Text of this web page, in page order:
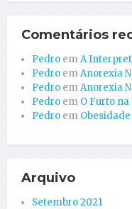
Comentários
Pedro emA
Pedro emAnorexia
Pedro emAnorexia
Pedro em O Furto
Pedro em
Arquivo
Setembro 2021